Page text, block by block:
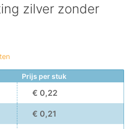
zilver zonder
Prijs per stuk
€ 0,22
€ 0,21